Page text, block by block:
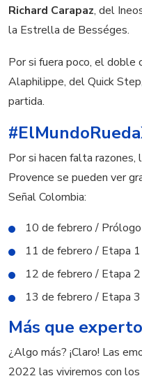
Richard Carapaz, del
la Estrella de Bességes.
Por si fuera poco, el doble
Alaphilippe, del Quick
partida.
Por si hacen falta
Provence se pueden ver
Señal Colombia:
10 de febrero /
11 de febrero / Etapa
12 de febrero / Etapa
13 de febrero / Etapa
Más que
¿Algo más? ¡Claro! Las
2022 las viviremos con